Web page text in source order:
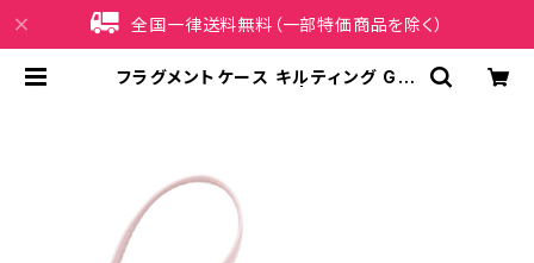
全国一律送料無料（一部特価商品を除く）
フラグメントケース キルティング GW